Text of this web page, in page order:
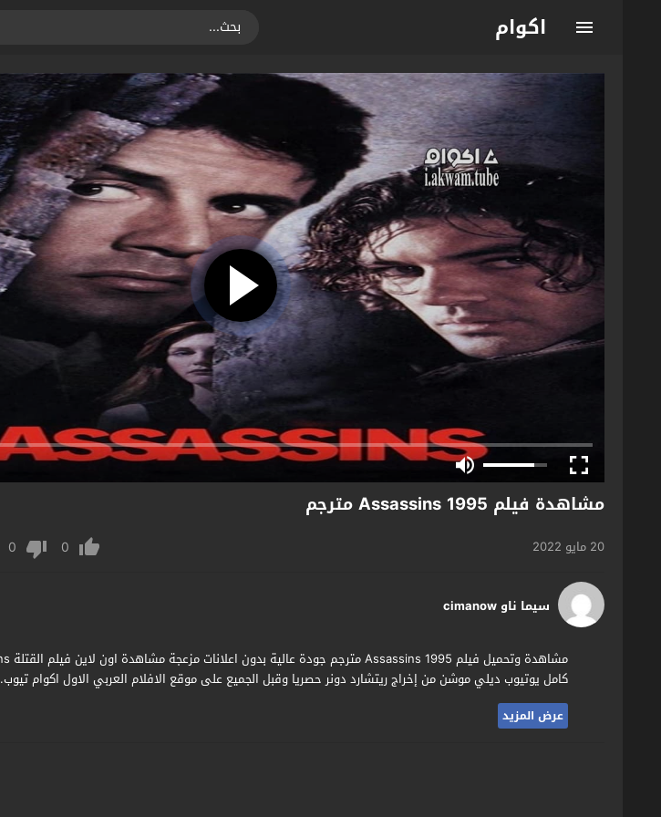
اكوام
مشاهدة فيلم Assassins 1995 مترجم
20 مايو 2022 0
0
سيما ناو cimanow
كامل يوتيوب ديلي موشن من إخراج ريتشارد دونر حصريا وقبل الجميع على موقع الافلام العربي الاول اكوام تيوب.
عرض المزيد